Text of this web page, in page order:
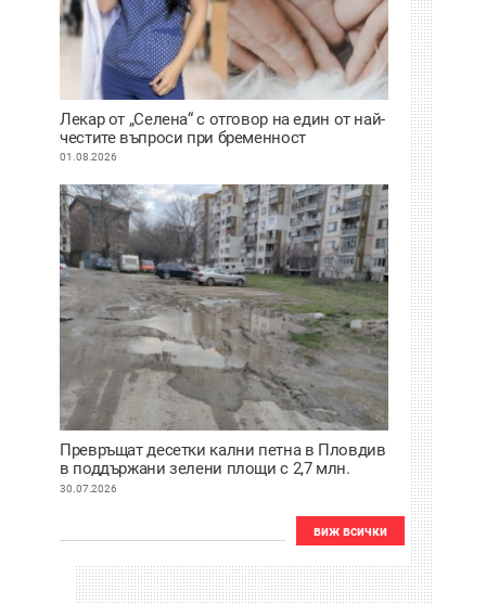
Лекар от „Селена“ с отговор на един от най-
честите въпроси при бременност
01.08.2026
Превръщат десетки кални петна в Пловдив
в поддържани зелени площи с 2,7 млн.
евро
30.07.2026
виж всички